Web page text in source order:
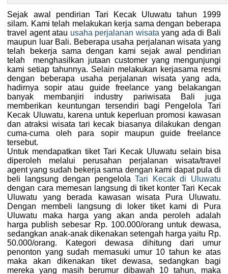
Sejak awal pendirian Tari Kecak Uluwatu tahun 1999
silam. Kami telah melakukan kerja sama dengan beberapa
travel agent atau usaha perjalanan wisata yang ada di Bali
maupun luar Bali. Beberapa usaha perjalanan wisata yang
telah bekerja sama dengan kami sejak awal pendirian
telah menghasilkan jutaan customer yang mengunjungi
kami setiap tahunnya. Selain melakukan kerjasama resmi
dengan beberapa usaha perjalanan wisata yang ada,
hadirnya sopir atau guide freelance yang belakangan
banyak membanjiri industry pariwisata Bali juga
memberikan keuntungan tersendiri bagi Pengelola Tari
Kecak Uluwatu, karena untuk keperluan promosi kawasan
dan atraksi wisata tari kecak biasanya dilakukan dengan
cuma-cuma oleh para sopir maupun guide freelance
tersebut.
Untuk mendapatkan tiket Tari Kecak Uluwatu selain bisa
diperoleh melalui perusahan perjalanan wisata/travel
agent yang sudah bekerja sama dengan kami dapat pula di
beli langsung dengan pengelolaTari Kecak di Uluwatu
dengan cara memesan langsung di tiket konter Tari Kecak
Uluwatu yang berada kawasan wisata Pura Uluwatu.
Dengan membeli langsung di loker tiket kami di Pura
Uluwatu maka harga yang akan anda peroleh adalah
harga publish sebesar Rp. 100.000/orang untuk dewasa,
sedangkan anak-anak dikenakan setengah harga yaitu Rp.
50.000/orang. Kategori dewasa dihitung dari umur
penonton yang sudah memasuki umur 10 tahun ke atas
maka akan dikenakan tiket dewasa, sedangkan bagi
mereka yang masih berumur dibawah 10 tahun, maka